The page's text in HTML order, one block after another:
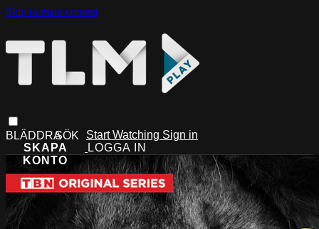
Skip to main content
Start Watching Sign in